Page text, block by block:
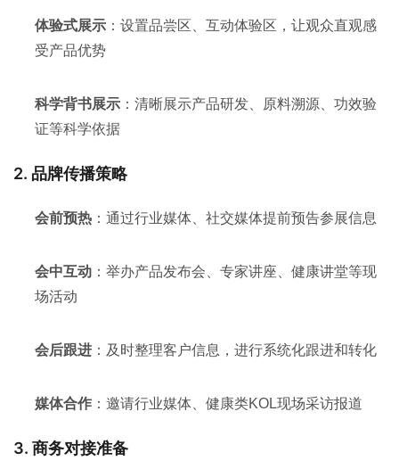
体验式展示 ：设置品尝区、互动体验区，让观众直观感
受产品优势
科学背书展示 ：清晰展示产品研发、原料溯源、功效验
证等科学依据
2. 品牌传播策略
会前预热 ：通过行业媒体、社交媒体提前预告参展信息
会中互动 ：举办产品发布会、专家讲座、健康讲堂等现
场活动
会后跟进 ：及时整理客户信息，进行系统化跟进和转化
媒体合作 ：邀请行业媒体、健康类KOL现场采访报道
3. 商务对接准备